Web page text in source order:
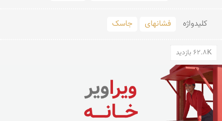
کلید‌واژه فشانهای جاسک
62.8K بازدید